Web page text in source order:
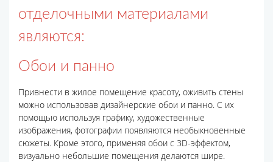
отделочными материалами
являются:
Обои и панно
Привнести в жилое помещение красоту, оживить стены
можно использовав дизайнерские обои и панно. С их
помощью используя графику, художественные
изображения, фотографии появляются необыкновенные
сюжеты. Кроме этого, применяя обои с 3D-эффектом,
визуально небольшие помещения делаются шире.